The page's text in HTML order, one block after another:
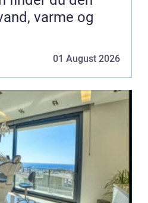
varme og
01 August 2026